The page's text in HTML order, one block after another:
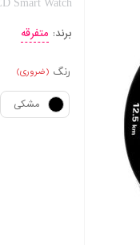
Smart Watch
برند: متفرقه
رنگ (ضروری)
مشکی